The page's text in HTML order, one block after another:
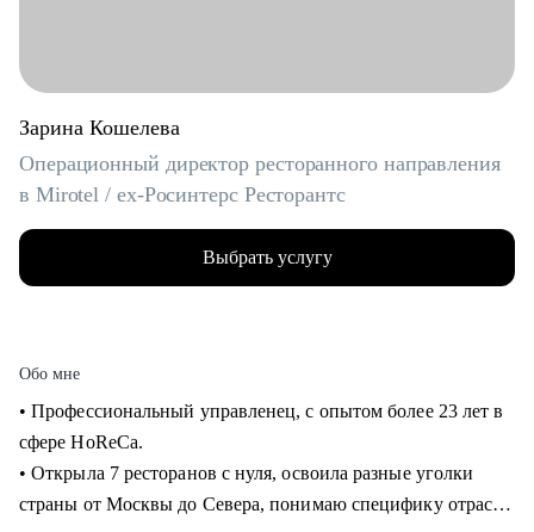
Зарина Кошелева
Операционный директор ресторанного направления
в Mirotel / ex-Росинтерс Ресторантс
Выбрать услугу
Обо мне
• Профессиональный управленец, с опытом более 23 лет в
сфере HoReCa.
• Открыла 7 ресторанов с нуля, освоила разные уголки
страны от Москвы до Севера, понимаю специфику отрасли